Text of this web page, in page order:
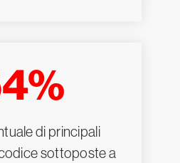
di principali
sottoposte a